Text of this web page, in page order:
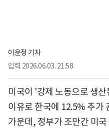
이윤정 기자
입력 2026.06.03. 21:58
미국이 '강제 노동으로 생
이유로 한국에 12.5% 추가
가운데, 정부가 조만간 미